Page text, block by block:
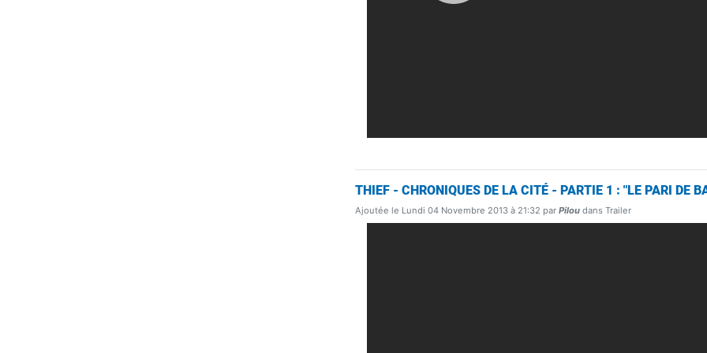
THIEF - CHRONIQUES DE LA CITÉ - PARTIE 1 : "LE PARI DE
Ajoutée le Lundi 04 Novembre 2013 à 21:32 parPiloudans Trailer